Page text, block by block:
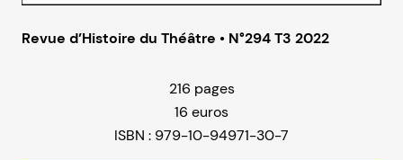
Revue d’Histoire du Théâtre • N°294 T3 2022
216 pages
16 euros
ISBN : 979-10-94971-30-7